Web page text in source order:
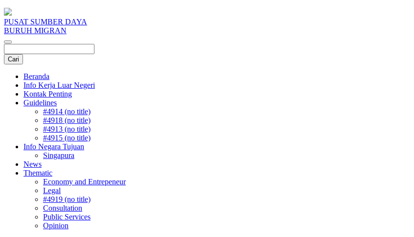
PUSAT SUMBER DAYA
BURUH MIGRAN
Beranda
Info Kerja Luar Negeri
Kontak Penting
Guidelines
#4914 (no title)
#4918 (no title)
#4913 (no title)
#4915 (no title)
Info Negara Tujuan
Singapura
News
Thematic
Economy and Entrepeneur
Legal
#4919 (no title)
Consultation
Public Services
Opinion